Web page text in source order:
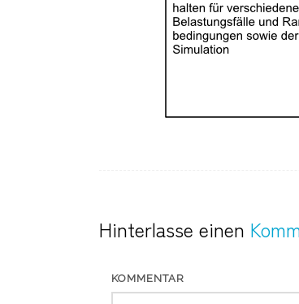
Hinterlasse einen
KOMMENTAR